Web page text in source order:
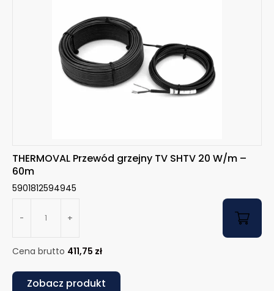
THERMOVAL Przewód grzejny TV SHTV 20 W/m –
60m
5901812594945
- +
Cena brutto 411,75 zł
Zobacz produkt